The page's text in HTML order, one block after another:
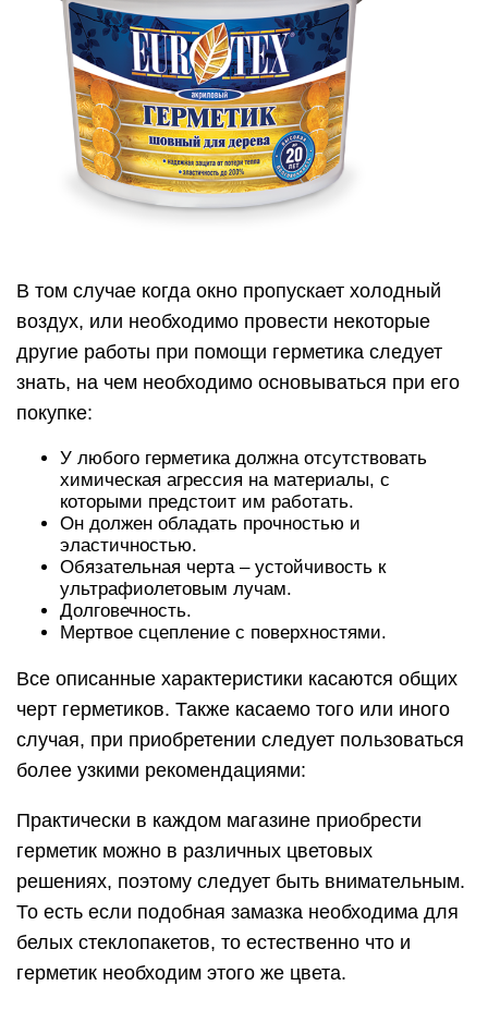
В том случае когда окно пропускает холодный
воздух, или необходимо провести некоторые
другие работы при помощи герметика следует
знать, на чем необходимо основываться при его
покупке:
У любого герметика должна отсутствовать
химическая агрессия на материалы, с
которыми предстоит им работать.
Он должен обладать прочностью и
эластичностью.
Обязательная черта – устойчивость к
ультрафиолетовым лучам.
Долговечность.
Мертвое сцепление с поверхностями.
Все описанные характеристики касаются общих
черт герметиков. Также касаемо того или иного
случая, при приобретении следует пользоваться
более узкими рекомендациями:
Практически в каждом магазине приобрести
герметик можно в различных цветовых
решениях, поэтому следует быть внимательным.
То есть если подобная замазка необходима для
белых стеклопакетов, то естественно что и
герметик необходим этого же цвета.